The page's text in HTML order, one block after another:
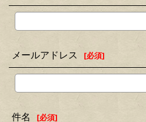
メールアドレス [必須]
件名 [必須]